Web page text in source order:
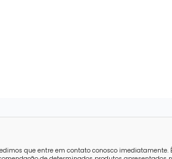
que entre em contato conosco imediatamente.